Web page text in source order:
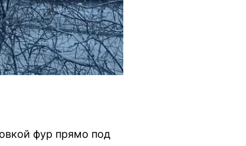
фур прямо под